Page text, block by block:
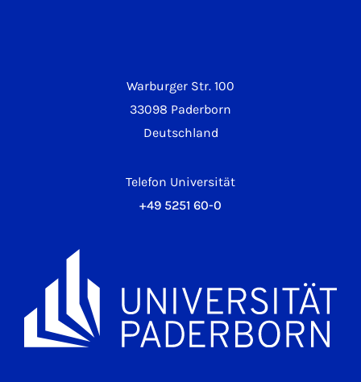
Warburger Str. 100
33098 Paderborn
Deutschland
Telefon Universität
+49 5251 60-0